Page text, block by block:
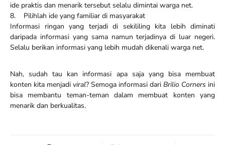
ide praktis dan menarik tersebut selalu dimintai warga net.
8. Pilihlah ide yang familiar di masyarakat
Informasi ringan yang terjadi di sekililing kita lebih diminati
daripada informasi yang sama namun terjadinya di luar negeri.
Selalu berikan informasi yang lebih mudah dikenali warga net.
Nah, sudah tau kan informasi apa saja yang bisa membuat
konten kita menjadi viral? Semoga informasi dari Brilio Corners ini
bisa membantu teman-teman dalam membuat konten yang
menarik dan berkualitas.